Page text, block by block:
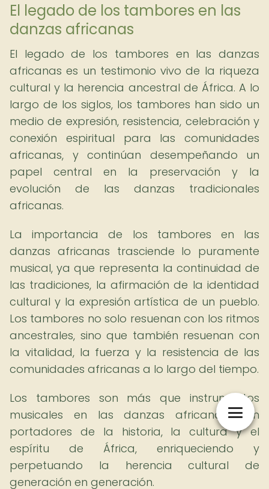
El legado de los tambores en las
danzas africanas
El legado de los tambores en las danzas
africanas es un testimonio vivo de la riqueza
cultural y la herencia ancestral de África. A lo
largo de los siglos, los tambores han sido un
medio de expresión, resistencia, celebración y
conexión espiritual para las comunidades
africanas, y continúan desempeñando un
papel central en la preservación y la
evolución de las danzas tradicionales
africanas.
La importancia de los tambores en las
danzas africanas trasciende lo puramente
musical, ya que representa la continuidad de
las tradiciones, la afirmación de la identidad
cultural y la expresión artística de un pueblo.
Los tambores no solo resuenan con los ritmos
ancestrales, sino que también resuenan con
la vitalidad, la fuerza y la resistencia de las
comunidades africanas a lo largo del tiempo.
Los tambores son más que instrumentos
musicales en las danzas africanas; son
portadores de la historia, la cultura y el
espíritu de África, enriqueciendo y
perpetuando la herencia cultural de
generación en generación.